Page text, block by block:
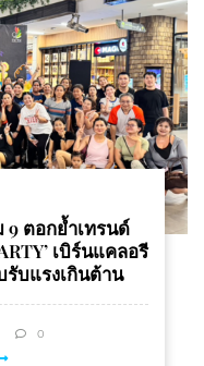
9 ตอกย้ำเทรนด์
เบิร์นแคลอรี
บแรงเกินต้าน
0